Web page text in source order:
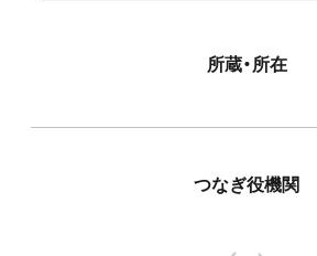
所蔵・所在
つなぎ役機関